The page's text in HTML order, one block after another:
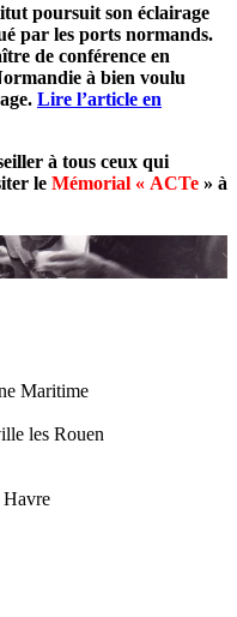
poursuit son éclairage
par les ports normands.
de conférence en
à bien voulu
Lire l’article en
à tous ceux qui
le Mémorial « ACTe » à
Maritime
les Rouen
Havre